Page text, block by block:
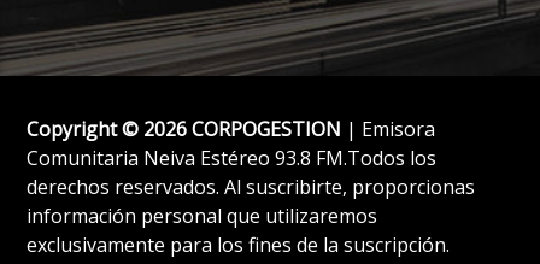
Copyright © 2026 CORPOGESTION | Emisora
Comunitaria Neiva Estéreo 93.8 FM.Todos los
derechos reservados. Al suscribirte, proporcionas
información personal que utilizaremos
exclusivamente para los fines de la suscripción.